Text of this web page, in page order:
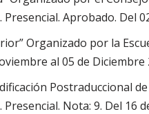
Aprobado. Del
Organizado por la
al 05 de Diciembre
Postraduccional
Nota: 9. Del 16